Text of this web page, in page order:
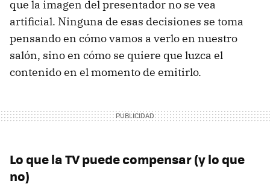
que la imagen del presentador no se vea
artificial. Ninguna de esas decisiones se toma
pensando en cómo vamos a verlo en nuestro
salón, sino en cómo se quiere que luzca el
contenido en el momento de emitirlo.
Lo que la TV puede compensar (y lo que
no)